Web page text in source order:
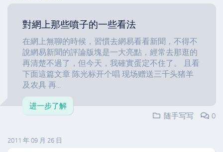
對網上那些噴子的一些看法
在網上無聊的時候，習慣去網易看看新聞，不得不
說網易新聞的評論版塊是一大亮點，經常去那逛的
再清楚不過了，但今天，我確實蛋定不住了。 且看
下面這篇文章 陈光标开个唱 现场赠送三千头猪羊
及农具 再...
进一步了解
随手写写
0
2011 年 09 月 26 日